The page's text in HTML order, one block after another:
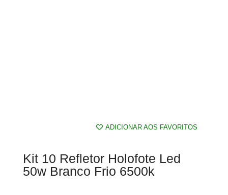
ADICIONAR AOS FAVORITOS
Kit 10 Refletor Holofote Led
50w Branco Frio 6500k